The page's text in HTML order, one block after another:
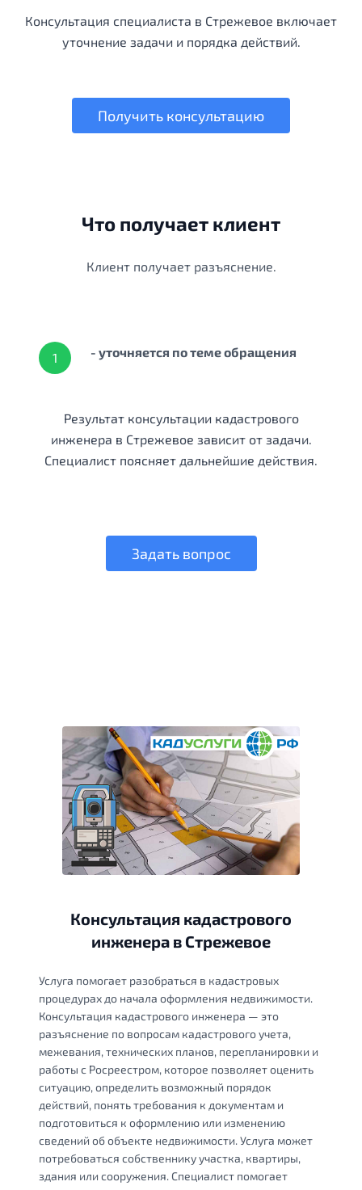
Консультация специалиста в Стрежевое включает
уточнение задачи и порядка действий.
Получить консультацию
Что получает клиент
Клиент получает разъяснение.
1 - уточняется по теме обращения
Результат консультации кадастрового
инженера в Стрежевое зависит от задачи.
Специалист поясняет дальнейшие действия.
Задать вопрос
Консультация кадастрового
инженера в Стрежевое
Услуга помогает разобраться в кадастровых
процедурах до начала оформления недвижимости.
Консультация кадастрового инженера — это
разъяснение по вопросам кадастрового учета,
межевания, технических планов, перепланировки и
работы с Росреестром, которое позволяет оценить
ситуацию, определить возможный порядок
действий, понять требования к документам и
подготовиться к оформлению или изменению
сведений об объекте недвижимости. Услуга может
потребоваться собственнику участка, квартиры,
здания или сооружения. Специалист помогает